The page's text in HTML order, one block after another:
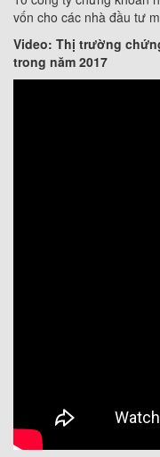
vốn cho các nhà đầu tư
Video: Thị trường
trong năm 2017